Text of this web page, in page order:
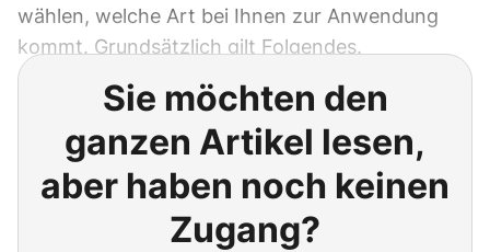
wählen, welche Art bei Ihnen zur Anwendung
kommt. Grundsätzlich gilt Folgendes.
Sie möchten den
ganzen Artikel lesen,
aber haben noch keinen
Zugang?